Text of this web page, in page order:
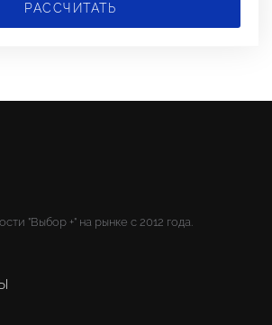
РАССЧИТАТЬ
"Выбор +" на рынке с 2012 года.